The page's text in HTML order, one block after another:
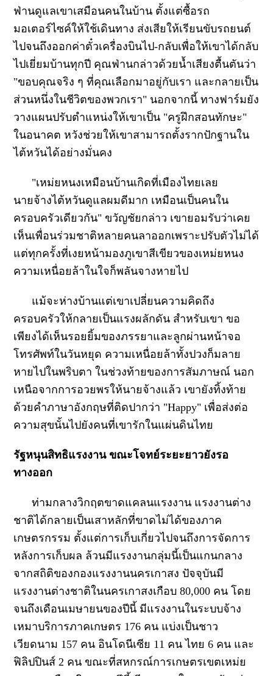
ฟ่านดูแลเขาเสมือนคนในบ้าน ตั้งแต่ซื้อรถ
มอเตอร์ไซค์ให้ใช้เดินทาง ส่งเสียให้เรียนขับรถยนต์
ไปจนถึงออกค่าตั๋วเครื่องบินไป-กลับเพื่อให้เขาได้กลับ
ไปเยี่ยมบ้านทุกปี คุณฟ่านกล่าวด้วยน้ำเสียงตื้นตันว่า
"ขอบคุณจริง ๆ ที่คุณเลือกมาอยู่กับเรา และกลายเป็น
ส่วนหนึ่งในชีวิตของพวกเรา" นอกจากนี้ ทางฟาร์มยัง
วางแผนปรับตำแหน่งให้เขาเป็น "ครูฝึกสอนทักษะ"
ในอนาคต หวังช่วยให้เขาสามารถตั้งรากปักฐานใน
ไต้หวันได้อย่างมั่นคง
"เหม่ยหนงเหมือนบ้านเกิดที่เมืองไทยเลย
นายจ้างไต้หวันดูแลผมดีมาก เหมือนเป็นคนใน
ครอบครัวเดียวกัน" ขวัญชัยกล่าว เขายอมรับว่าเคย
เห็นเพื่อนร่วมชาติหลายคนลาออกเพราะปรับตัวไม่ได้
แต่ทุกครั้งที่เงยหน้ามองภูเขาสีเขียวของเหม่ยหนง
ความเหนื่อยล้าในใจก็พลันจางหายไป
แม้จะห่างบ้านแต่เขาเปลี่ยนความคิดถึง
ครอบครัวให้กลายเป็นแรงผลักดัน สำหรับเขา ขอ
เพียงได้เห็นรอยยิ้มของภรรยาและลูกผ่านหน้าจอ
โทรศัพท์ในวันหยุด ความเหนื่อยล้าทั้งปวงก็มลาย
หายไปในพริบตา ในช่วงท้ายของการสัมภาษณ์ นอก
เหนือจากการอวยพรให้นายจ้างแล้ว เขายังทิ้งท้าย
ด้วยคำภาษาอังกฤษที่ติดปากว่า "Happy" เพื่อส่งต่อ
ความสุขนั้นไปยังคนที่เขารักในแผ่นดินไทย
รัฐหนุนสิทธิแรงงาน ขณะโจทย์ระยะยาวยังรอ
ทางออก
ท่ามกลางวิกฤตขาดแคลนแรงงาน แรงงานต่าง
ชาติได้กลายเป็นเสาหลักที่ขาดไม่ได้ของภาค
เกษตรกรรม ตั้งแต่การเก็บเกี่ยวไปจนถึงการจัดการ
หลังการเก็บผล ล้วนมีแรงงานกลุ่มนี้เป็นแกนกลาง
จากสถิติของกองแรงงานนครเกาสง ปัจจุบันมี
แรงงานต่างชาติในนครเกาสงเกือบ 80,000 คน โดย
จนถึงเดือนเมษายนของปีนี้ มีแรงงานในระบบจ้าง
เหมาบริการภาคเกษตร 176 คน แบ่งเป็นชาว
เวียดนาม 157 คน อินโดนีเซีย 11 คน ไทย 6 คน และ
ฟิลิปปินส์ 2 คน ขณะที่สหกรณ์การเกษตรเขตเหม่ย